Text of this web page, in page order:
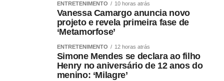
aquilo que a torna possível, a existência de quem pensa
diferente. O adversário virou ameaça, o voto virou
julgamento moral e a divergência passou a ser tratada
como defeito de caráter. E, quando isso acontece, a
eleição deixa de escolher governantes para começar a
escolher quem merece pertencer ao país.
ENTRETENIMENTO 10 horas atrás
Vanessa Camargo anuncia novo
projeto e revela primeira fase de
‘Metamorfose’
ENTRETENIMENTO 12 horas atrás
Simone Mendes se declara ao filho
Henry no aniversário de 12 anos do
menino: ‘Milagre’